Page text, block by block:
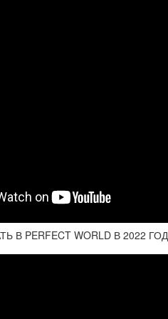
В PERFECT WORLD В 2022